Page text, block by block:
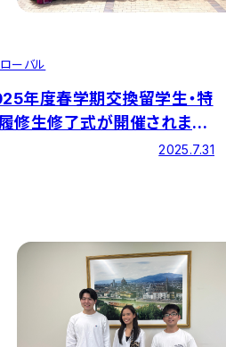
ーバル
年度春学期交換留学生・特
修生修了式が開催されまし
―41ヵ国・地域120名の留学生
2025.7.31